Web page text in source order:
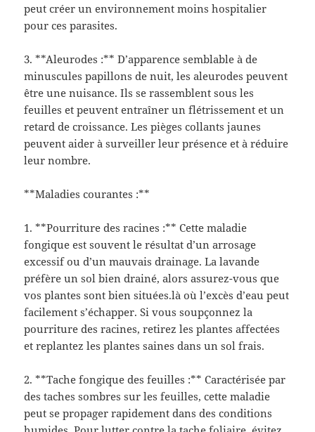
peut créer un environnement moins hospitalier
pour ces parasites.
3. **Aleurodes :** D’apparence semblable à de
minuscules papillons de nuit, les aleurodes peuvent
être une nuisance. Ils se rassemblent sous les
feuilles et peuvent entraîner un flétrissement et un
retard de croissance. Les pièges collants jaunes
peuvent aider à surveiller leur présence et à réduire
leur nombre.
**Maladies courantes :**
1. **Pourriture des racines :** Cette maladie
fongique est souvent le résultat d’un arrosage
excessif ou d’un mauvais drainage. La lavande
préfère un sol bien drainé, alors assurez-vous que
vos plantes sont bien situées.là où l’excès d’eau peut
facilement s’échapper. Si vous soupçonnez la
pourriture des racines, retirez les plantes affectées
et replantez les plantes saines dans un sol frais.
2. **Tache fongique des feuilles :** Caractérisée par
des taches sombres sur les feuilles, cette maladie
peut se propager rapidement dans des conditions